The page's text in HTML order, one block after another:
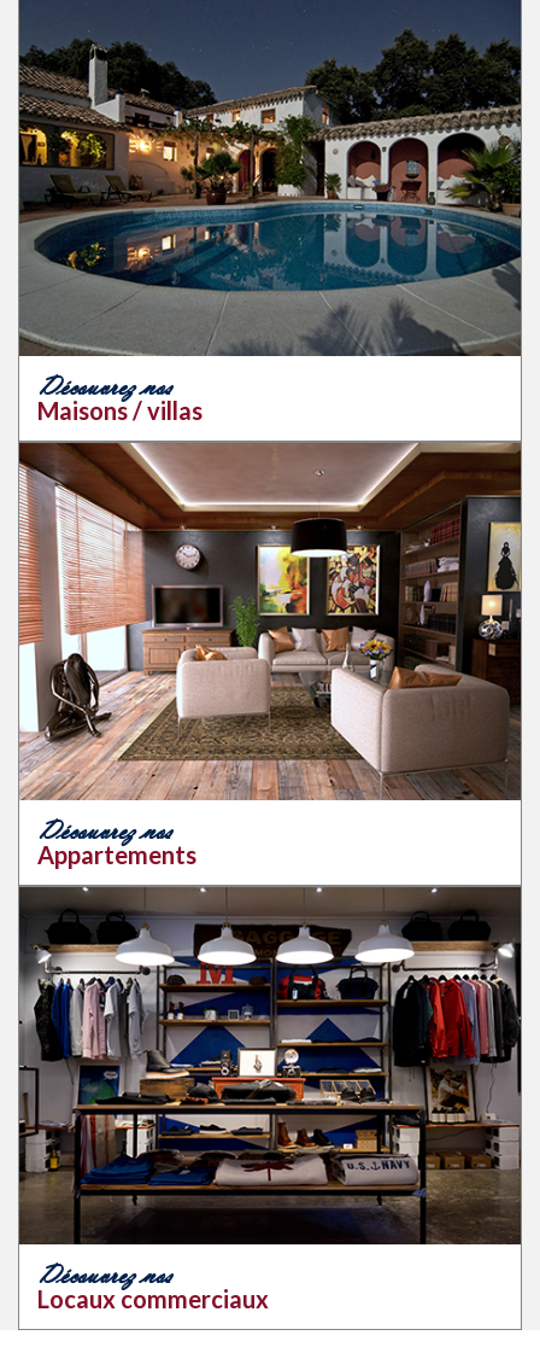
Découvrez nos
Maisons / villas
Découvrez nos
Appartements
Découvrez nos
Locaux commerciaux